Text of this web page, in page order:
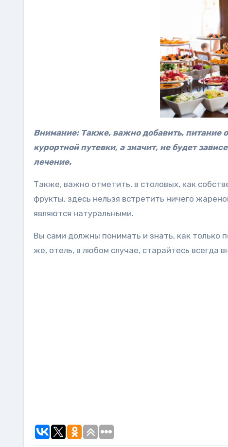
Внимание: Также, важно добавить, питание
курортной путевки, а значит, не будет
лечение.
Также, важно отметить, в столовых, как
фрукты, здесь нельзя встретить ничего
являются натуральными.
Вы сами должны понимать и знать, как только
же, отель, в любом случае, старайтесь всегда